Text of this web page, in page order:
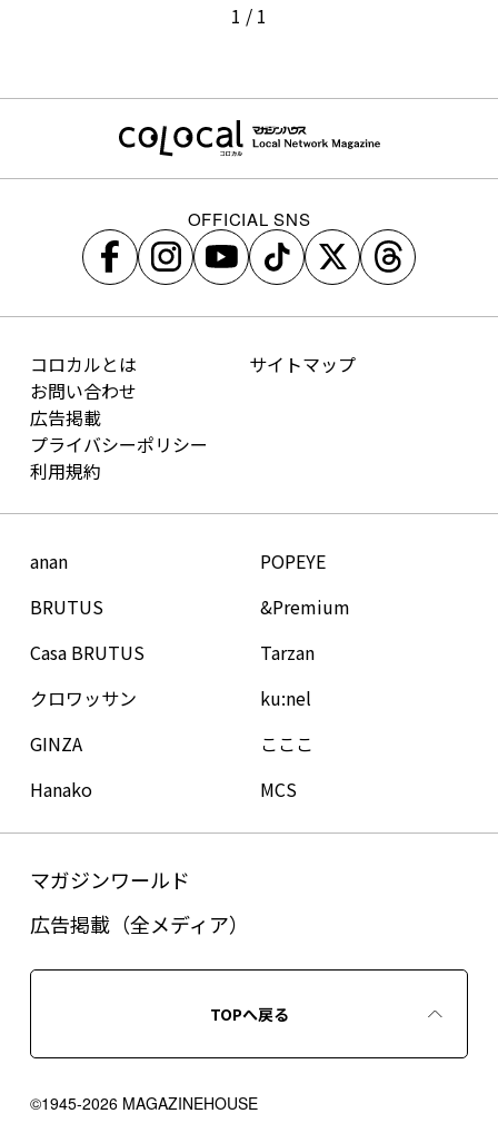
1 / 1
OFFICIAL SNS
コロカルとは
お問い合わせ
広告掲載
プライバシーポリシー
利用規約
サイトマップ
anan
BRUTUS
Casa BRUTUS
クロワッサン
GINZA
Hanako
POPEYE
&Premium
Tarzan
ku:nel
こここ
MCS
©1945-2026 MAGAZINEHOUSE
マガジンワールド
広告掲載（全メディア）
TOPへ戻る